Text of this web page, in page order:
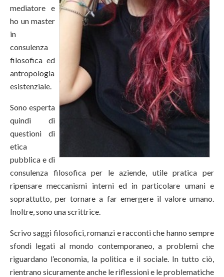
mediatore e
ho un master
in
consulenza
filosofica ed
antropologia
esistenziale.
Sono esperta
quindi di
questioni di
etica
pubblica e di
consulenza filosofica per le aziende, utile pratica per
ripensare meccanismi interni ed in particolare umani e
soprattutto, per tornare a far emergere il valore umano.
Inoltre, sono una scrittrice.
Scrivo saggi filosofici, romanzi e racconti che hanno sempre
sfondi legati al mondo contemporaneo, a problemi che
riguardano l’economia, la politica e il sociale. In tutto ciò,
rientrano sicuramente anche le riflessioni e le problematiche